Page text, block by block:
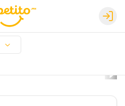
Login